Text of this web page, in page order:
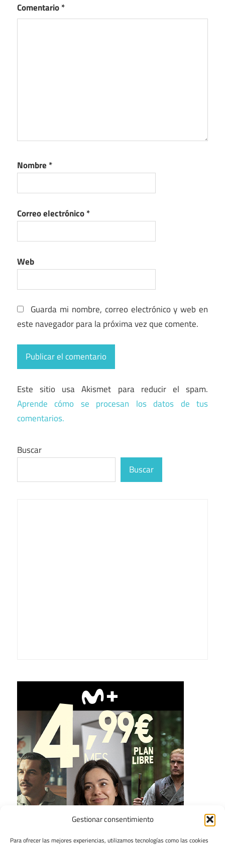
Gestionar consentimiento
Para ofrecer las mejores experiencias, utilizamos tecnologías como las cookies
Comentario*
Nombre *
Correo electrónico*
Web
Guarda mi nombre, correo electrónico y web en
este navegador para la próxima vez que comente.
Este sitio usa Akismet para reducir el spam.
Aprende cómo se procesan los datos de tus
comentarios.
Buscar
Buscar